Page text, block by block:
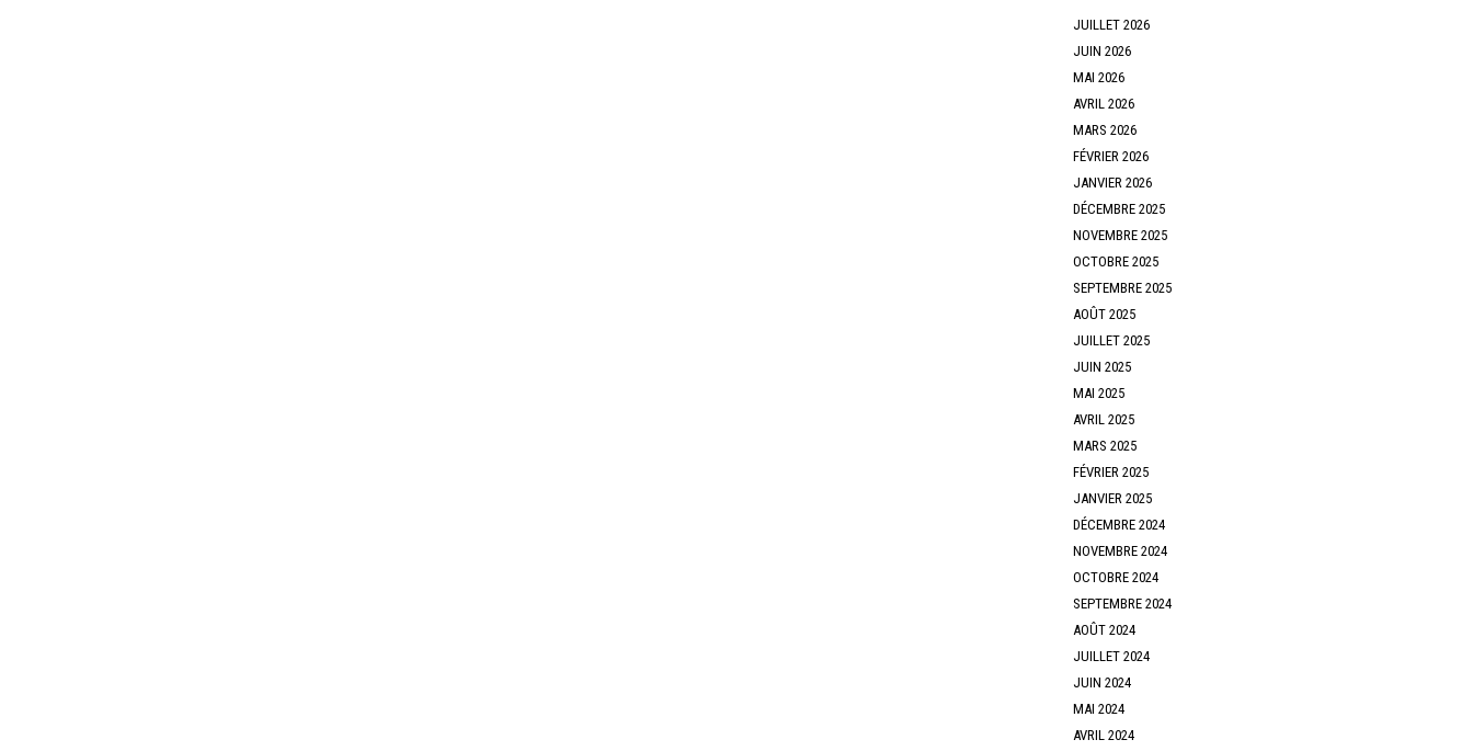
JUILLET 2026
JUIN 2026
MAI 2026
AVRIL 2026
MARS 2026
FÉVRIER 2026
JANVIER 2026
DÉCEMBRE 2025
NOVEMBRE 2025
OCTOBRE 2025
SEPTEMBRE 2025
AOÛT 2025
JUILLET 2025
JUIN 2025
MAI 2025
AVRIL 2025
MARS 2025
FÉVRIER 2025
JANVIER 2025
DÉCEMBRE 2024
NOVEMBRE 2024
OCTOBRE 2024
SEPTEMBRE 2024
AOÛT 2024
JUILLET 2024
JUIN 2024
MAI 2024
AVRIL 2024